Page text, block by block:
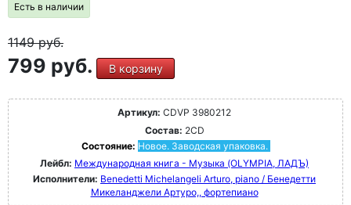
Есть в наличии
1149руб.
799 руб. В корзину
Артикул: CDVP 3980212
Состав: 2CD
Состояние: Новое. Заводская упаковка.
Лейбл: Международная книга - Музыка (OLYMPIA, ЛАДЪ)
Исполнители: Benedetti Michelangeli Arturo, piano / Бенедетти
Микеланджели Артуро,, фортепиано